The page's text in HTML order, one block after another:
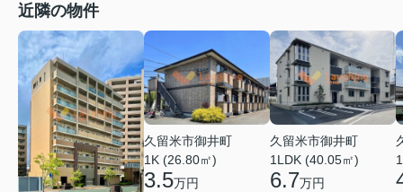
近隣の物件
久留米市御井町
1K (26.80㎡)
3.5万円
久留米市御井町
1LDK (40.05㎡)
6.7万円